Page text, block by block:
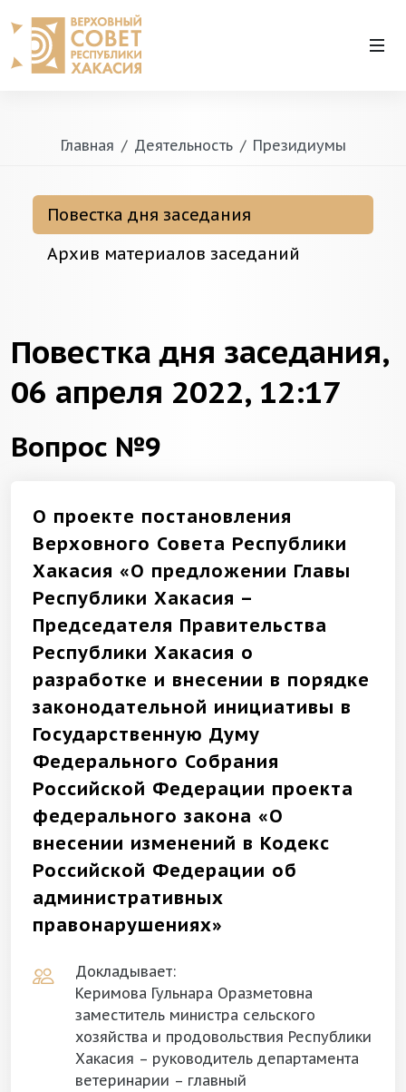
Главная Деятельность Президиумы
Повестка дня заседания
Архив материалов заседаний
Повестка дня заседания,
06 апреля 2022, 12:17
Вопрос №9
О проекте постановления
Верховного Совета Республики
Хакасия «О предложении Главы
Республики Хакасия –
Председателя Правительства
Республики Хакасия о
разработке и внесении в порядке
законодательной инициативы в
Государственную Думу
Федерального Собрания
Российской Федерации проекта
федерального закона «О
внесении изменений в Кодекс
Российской Федерации об
административных
правонарушениях»
Докладывает:
Керимова Гульнара Оразметовна
заместитель министра сельского
хозяйства и продовольствия Республики
Хакасия – руководитель департамента
ветеринарии – главный